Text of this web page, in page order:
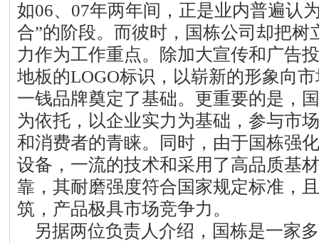
如06、07年两年间，正是业内普遍认
合”的阶段。而彼时，国栋公司却把
力作为工作重点。除加大宣传和广告
地板的LOGO标识，以崭新的形象向
一钱品牌奠定了基础。更重要的是，
为依托，以企业实力为基础，参与市
和消费者的青睐。同时，由于国栋强
设备，一流的技术和采用了高品质基
靠，其耐磨强度符合国家规定标准，
筑，产品极具市场竞争力。
另据两位负责人介绍，国栋是一家